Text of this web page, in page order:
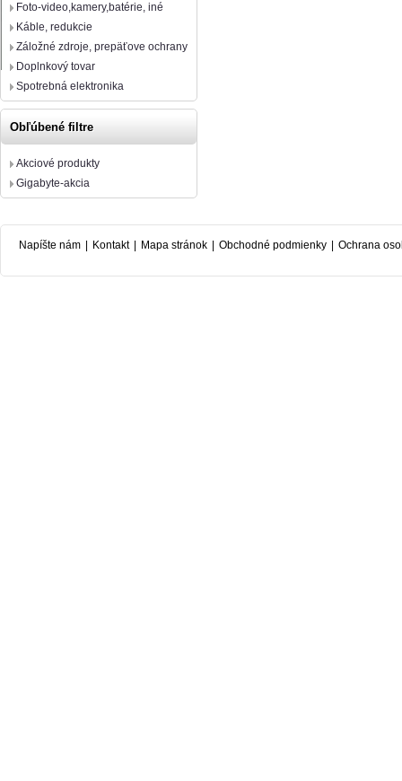
Foto-video,kamery,batérie, iné
Káble, redukcie
Záložné zdroje, prepäťove ochrany
Doplnkový tovar
Spotrebná elektronika
Obľúbené filtre
Akciové produkty
Gigabyte-akcia
Napíšte nám Kontakt Mapa stránok Obchodné podmienky Ochrana